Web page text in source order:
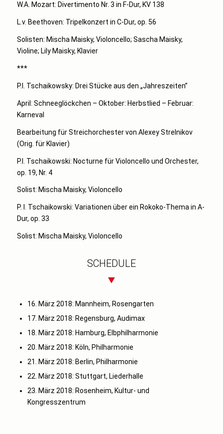
W.A. Mozart: Divertimento Nr. 3 in F-Dur, KV 138
L.v. Beethoven: Tripelkonzert in C-Dur, op. 56
Solisten: Mischa Maisky, Violoncello; Sascha Maisky,
Violine; Lily Maisky, Klavier
***
P.I. Tschaikowsky: Drei Stücke aus den „Jahreszeiten”
April: Schneeglöckchen – Oktober: Herbstlied – Februar:
Karneval
Bearbeitung für Streichorchester von Alexey Strelnikov
(Orig. für Klavier)
P.I. Tschaikowski: Nocturne für Violoncello und Orchester,
op. 19, Nr. 4
Solist: Mischa Maisky, Violoncello
P. I. Tschaikowski: Variationen über ein Rokoko-Thema in A-
Dur, op. 33
Solist: Mischa Maisky, Violoncello
SCHEDULE
16. März 2018: Mannheim, Rosengarten
17. März 2018: Regensburg, Audimax
18. März 2018: Hamburg, Elbphilharmonie
20. März 2018: Köln, Philharmonie
21. März 2018: Berlin, Philharmonie
22. März 2018: Stuttgart, Liederhalle
23. März 2018: Rosenheim, Kultur- und
Kongresszentrum